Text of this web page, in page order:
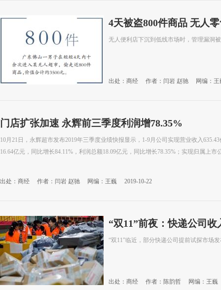
4天被盗800件商品 无人
无人便利店下沉到低线市场时，管理漏洞
出处：商经 作者：闫岩 赵驰 网编：王
门店扩张加速 永辉前三季度利润增78.35%
10月21日，永辉超市发布2019年三季度业绩快报显示，1-9月公司实现营业收入
16.64亿元，同比增长84.11%，利润总额18.09亿元，同比增长78.35%；实现归属上市
出处：商经 作者：闫岩 赵驰 网编：王巍 2019-10-22
“双11”前夜：快递公司收
“双11”临近，部分快递公司提前试探市场
出处：商经 作者：陈韵哲 网编：王巍